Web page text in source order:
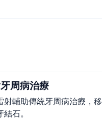
周病治療
射輔助傳統牙周病治療，移
石。